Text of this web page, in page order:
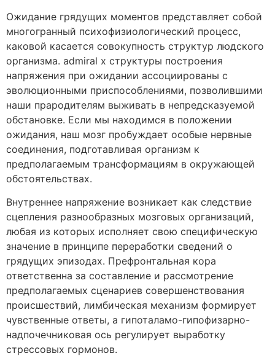
Ожидание грядущих моментов представляет собой
многогранный психофизиологический процесс,
каковой касается совокупность структур людского
организма. admiral x структуры построения
напряжения при ожидании ассоциированы с
эволюционными приспособлениями, позволившими
наши прародителям выживать в непредсказуемой
обстановке. Если мы находимся в положении
ожидания, наш мозг пробуждает особые нервные
соединения, подготавливая организм к
предполагаемым трансформациям в окружающей
обстоятельствах.
Внутреннее напряжение возникает как следствие
сцепления разнообразных мозговых организаций,
любая из которых исполняет свою специфическую
значение в принципе переработки сведений о
грядущих эпизодах. Префронтальная кора
ответственна за составление и рассмотрение
предполагаемых сценариев совершенствования
происшествий, лимбическая механизм формирует
чувственные ответы, а гипоталамо-гипофизарно-
надпочечниковая ось регулирует выработку
стрессовых гормонов.